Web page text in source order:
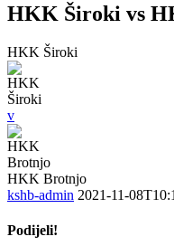
HKK Široki vs
HKK Široki
v
HKK Brotnjo
kshb-admin 2021-11-
Podijeli!